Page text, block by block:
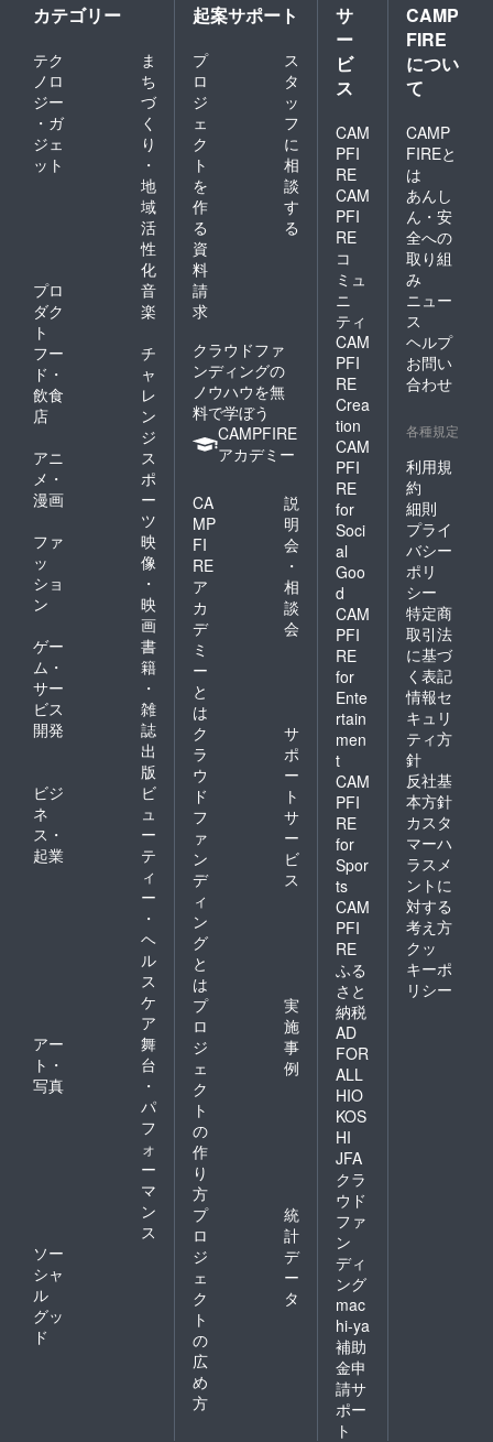
カテゴリー
テク
ノロ
ジー
・ガ
ジェ
ット
ま
ち
づ
く
り
・
地
域
活
性
化
プロ
ダク
ト
音
楽
フー
ド・
飲食
店
チ
ャ
レ
ン
ジ
アニ
メ・
漫画
ス
ポ
ー
ツ
ファ
ッ
ショ
ン
映
像
・
映
画
ゲー
ム・
サー
ビス
開発
書
籍
・
雑
誌
出
版
ビジ
ネ
ス・
起業
ビ
ュ
ー
テ
ィ
ー
・
ヘ
ル
ス
ケ
ア
アー
ト・
写真
舞
台
・
パ
フ
ォ
ー
マ
ン
ス
ソー
シャ
ル
グッ
ド
起案サポート
プ
ロ
ジ
ェ
ク
ト
を
作
る
ス
タ
ッ
フ
に
相
談
す
る
資
料
請
求
クラウドファ
ンディングの
ノウハウを無
料で学ぼう
CAMPFIRE
アカデミー
CA
MP
FI
RE
ア
カ
デ
ミ
ー
と
は
説
明
会
・
相
談
会
ク
ラ
ウ
ド
フ
ァ
ン
デ
ィ
ン
グ
と
は
サ
ポ
ー
ト
サ
ー
ビ
ス
プ
ロ
ジ
ェ
ク
ト
の
作
り
方
実
施
事
例
プ
ロ
ジ
ェ
ク
ト
の
広
め
方
統
計
デ
ー
タ
サ
ー
ビ
ス
CAM
PFI
RE
CAM
PFI
RE
コ
ミュ
ニ
ティ
CAM
PFI
RE
Crea
tion
CAM
PFI
RE
for
Soci
al
Goo
d
CAM
PFI
RE
for
Ente
rtain
men
t
CAM
PFI
RE
for
Spor
ts
CAM
PFI
RE
ふる
さと
納税
AD
FOR
ALL
HIO
KOS
HI
JFA
クラ
ウド
ファ
ン
ディ
ング
mac
hi-ya
補助
金申
請サ
ポー
ト
CAMP
FIRE
につい
て
CAMP
FIREと
は
あんし
ん・安
全への
取り組
み
ニュー
ス
ヘルプ
お問い
合わせ
各種規定
利用規
約
細則
プライ
バシー
ポリ
シー
特定商
取引法
に基づ
く表記
情報セ
キュリ
ティ方
針
反社基
本方針
カスタ
マーハ
ラスメ
ントに
対する
考え方
クッ
キーポ
リシー